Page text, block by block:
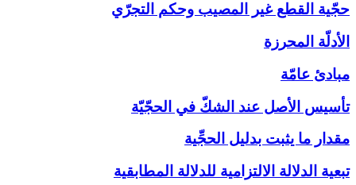
حجّية القطع غير المصيب وحكم التجرّي
الأدلّة المحرزة
مبادئ عامّة
تأسيس الأصل عند الشكّ في الحجّيّة
مقدار ما يثبت بدليل الحجِّية
تبعية الدلالة الالتزامية للدلالة المطابقية